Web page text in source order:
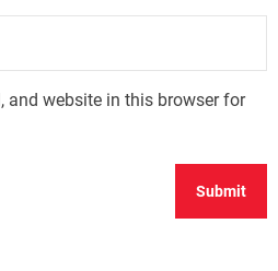
and website in this browser for